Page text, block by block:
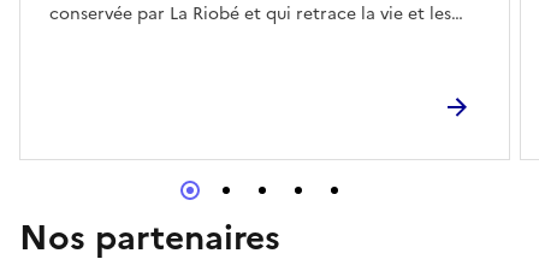
conservée par La Riobé et qui retrace la vie et les
Nos partenaires